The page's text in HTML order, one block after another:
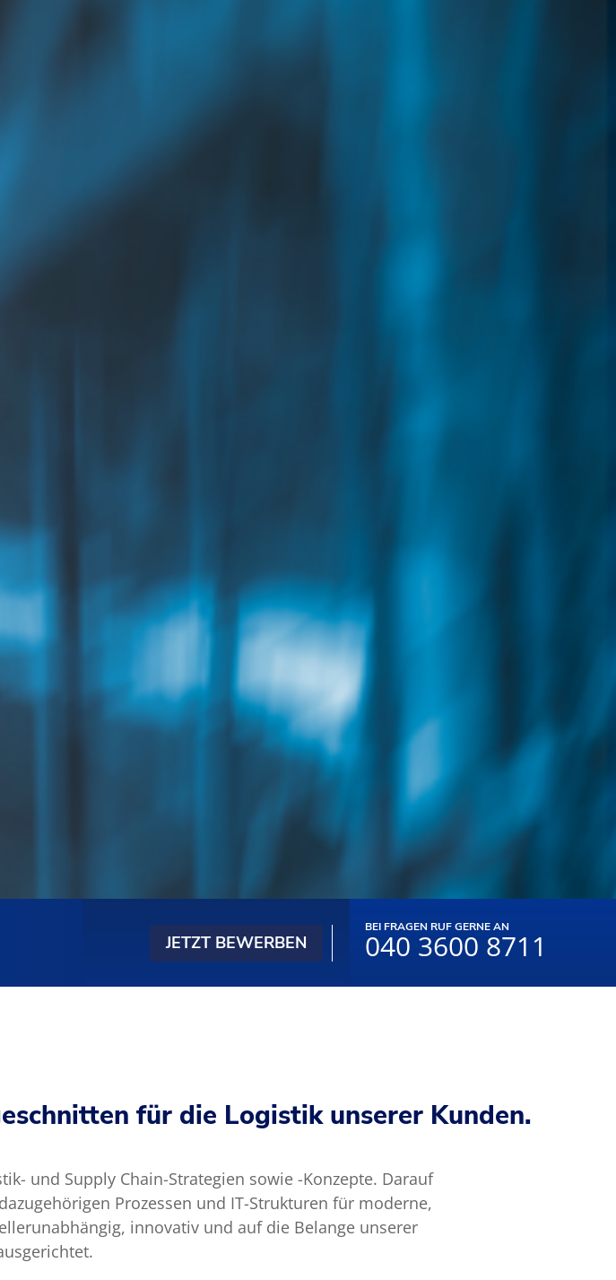
JETZT BEWERBEN
BEI FRAGEN RUF GERNE AN
040 3600 8711
für die Logistik unserer Kunden.
und Supply Chain-Strategien sowie -Konzepte. Darauf
Prozessen und IT-Strukturen für moderne,
innovativ und auf die Belange unserer